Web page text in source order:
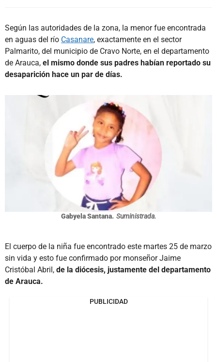
Según las autoridades de la zona, la menor fue encontrada
en aguas del río Casanare, exactamente en el sector
Palmarito, del municipio de Cravo Norte, en el departamento
de Arauca, el mismo donde sus padres habían reportado su
desaparición hace un par de días.
Gabyela Santana. Suministrada.
El cuerpo de la niña fue encontrado este martes 25 de marzo
sin vida y esto fue confirmado por monseñor Jaime
Cristóbal Abril, de la diócesis, justamente del departamento
de Arauca.
PUBLICIDAD